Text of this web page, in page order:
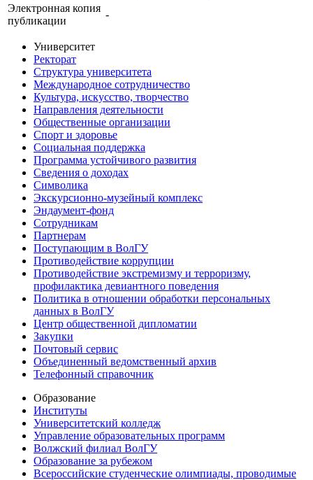
Электронная копия
публикации
-
Университет
Ректорат
Структура университета
Международное сотрудничество
Культура, искусство, творчество
Направления деятельности
Общественные организации
Спорт и здоровье
Социальная поддержка
Программа устойчивого развития
Сведения о доходах
Символика
Экскурсионно-музейный комплекс
Эндаумент-фонд
Сотрудникам
Партнерам
Поступающим в ВолГУ
Противодействие коррупции
Противодействие экстремизму и терроризму,
профилактика девиантного поведения
Политика в отношении обработки персональных
данных в ВолГУ
Центр общественной дипломатии
Закупки
Почтовый сервис
Объединенный ведомственный архив
Телефонный справочник
Образование
Институты
Университетский колледж
Управление образовательных программ
Волжский филиал ВолГУ
Образование за рубежом
Всероссийские студенческие олимпиады, проводимые